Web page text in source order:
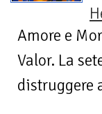
Amore e
Valor. La
distruggere